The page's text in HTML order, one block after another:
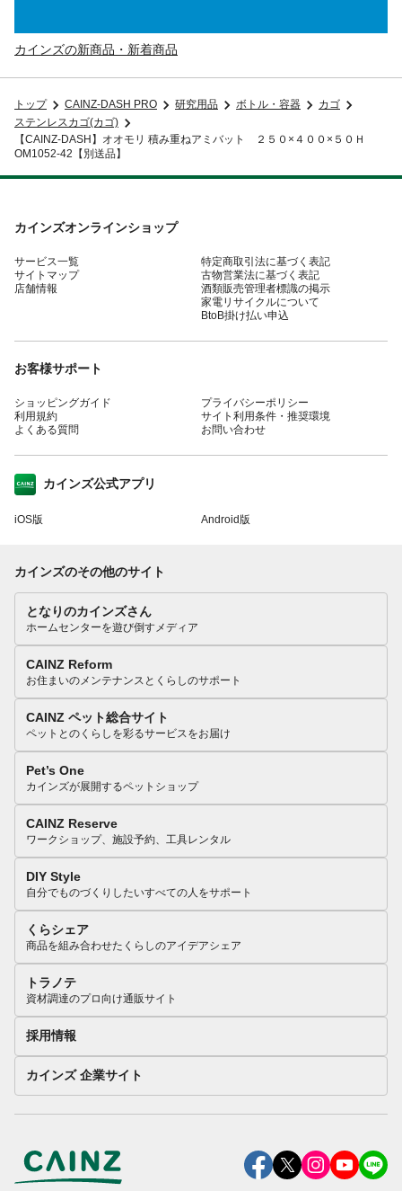
カインズの新商品・新着商品
トップ CAINZ-DASH PRO 研究用品 ボトル・容器
カゴ
ステンレスカゴ(カゴ)
【CAINZ-DASH】オオモリ 積み重ねアミバット ２５０×４００×５０Ｈ
OM1052-42【別送品】
カインズオンラインショップ
サービス一覧
サイトマップ
店舗情報
特定商取引法に基づく表記
古物営業法に基づく表記
酒類販売管理者標識の掲示
家電リサイクルについて
BtoB掛け払い申込
お客様サポート
ショッピングガイド
利用規約
よくある質問
プライバシーポリシー
サイト利用条件・推奨環境
お問い合わせ
カインズ公式アプリ
iOS版 Android版
カインズのその他のサイト
となりのカインズさん
ホームセンターを遊び倒すメディア
CAINZ Reform
お住まいのメンテナンスとくらしのサポート
CAINZ ペット総合サイト
ペットとのくらしを彩るサービスをお届け
Pet’s One
カインズが展開するペットショップ
CAINZ Reserve
ワークショップ、施設予約、工具レンタル
DIY Style
自分でものづくりしたいすべての人をサポート
くらシェア
商品を組み合わせたくらしのアイデアシェア
トラノテ
資材調達のプロ向け通販サイト
採用情報
カインズ 企業サイト